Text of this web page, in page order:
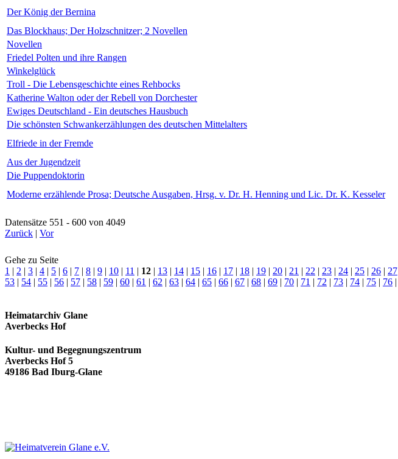
Der König der Bernina
Das Blockhaus; Der Holzschnitzer; 2 Novellen
Novellen
Friedel Polten und ihre Rangen
Winkelglück
Troll - Die Lebensgeschichte eines Rehbocks
Katherine Walton oder der Rebell von Dorchester
Ewiges Deutschland - Ein deutsches Hausbuch
Die schönsten Schwankerzählungen des deutschen Mittelalters
Elfriede in der Fremde
Aus der Jugendzeit
Die Puppendoktorin
Moderne erzählende Prosa; Deutsche Ausgaben, Hrsg. v. Dr. H. Henning und Lic. Dr. K. Kesseler
Datensätze 551 - 600 von 4049
Zurück | Vor
Gehe zu Seite
1 | 2 | 3 | 4 | 5 | 6 | 7 | 8 | 9 | 10 | 11 | 12 | 13 | 14 | 15 | 16 | 17 | 18 | 19 | 20 | 21 | 22 | 23 | 24 | 25 | 26 | 27
53 | 54 | 55 | 56 | 57 | 58 | 59 | 60 | 61 | 62 | 63 | 64 | 65 | 66 | 67 | 68 | 69 | 70 | 71 | 72 | 73 | 74 | 75 | 76 |
Heimatarchiv Glane
Averbecks Hof
Kultur- und Begegnungszentrum
Averbecks Hof 5
49186 Bad Iburg-Glane